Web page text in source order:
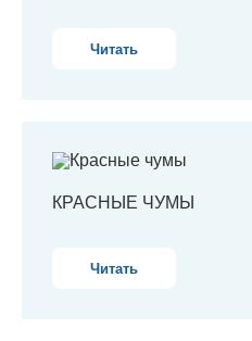
Читать
КРАСНЫЕ ЧУМЫ
Читать